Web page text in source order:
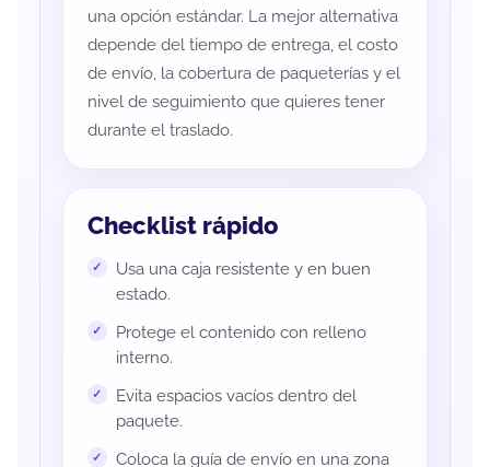
una opción estándar. La mejor alternativa
depende del tiempo de entrega, el costo
de envío, la cobertura de paqueterías y el
nivel de seguimiento que quieres tener
durante el traslado.
Checklist rápido
Usa una caja resistente y en buen
estado.
Protege el contenido con relleno
interno.
Evita espacios vacíos dentro del
paquete.
Coloca la guía de envío en una zona